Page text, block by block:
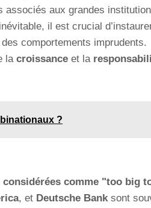
associés aux grandes
il est crucial
comportements imprudents.
la croissance et la
?
comme "too big
, et Deutsche Banksont